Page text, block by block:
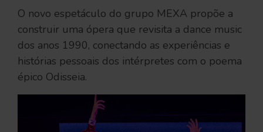
O novo espetáculo do grupo MEXA propõe a
construir uma ópera que revisita a dance music
dos anos 1990, conectando as experiências e
histórias pessoais dos intérpretes com o poema
épico Odisseia.